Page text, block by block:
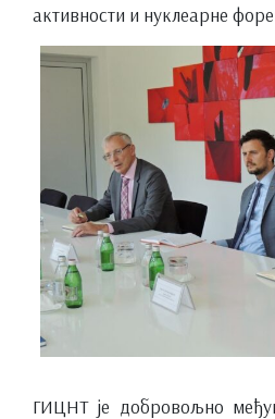
активности и нуклеарне
ГИЦНТ је добровољно